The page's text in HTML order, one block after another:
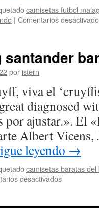
camisetas futbol
| Comentarios
por istern
viva el
diagnosed
ajustar.». El
Albert
leyendo →
camisetas baratas del
desactivadosen
santander